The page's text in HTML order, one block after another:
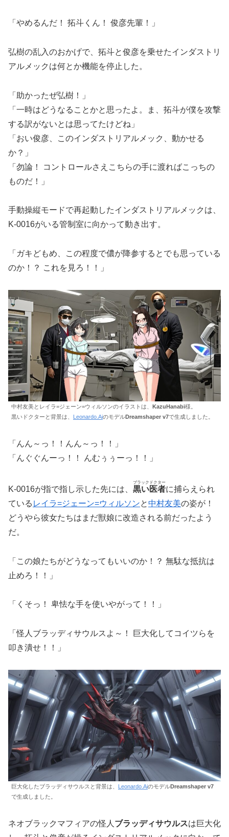
「やめるんだ！ 拓斗くん！ 俊彦先輩！」
弘樹の乱入のおかげで、拓斗と俊彦を乗せたインダストリ
アルメックは何とか機能を停止した。
「助かったぜ弘樹！」
「一時はどうなることかと思ったよ。ま、拓斗が僕を攻撃
する訳がないとは思ってたけどね」
「おい俊彦、このインダストリアルメック、動かせる
か？」
「勿論！ コントロールさえこちらの手に渡ればこっちの
ものだ！」
手動操縦モードで再起動したインダストリアルメックは、
K-0016がいる管制室に向かって動き出す。
「ガキどもめ、この程度で儂が降参するとでも思っている
のか！？ これを見ろ！！」
中村友美とレイラ=ジェーン=ウィルソンのイラストは、 KazuHanabi様。
黒いドクターと背景は、
Leonardo.AiのモデルDreamshaper v7で生成しました。
「んん～っ！！んん～っ！！」
「んぐぐんーっ！！ んむぅぅーっ！！」
K-0016が指で指し示した先には、 黒い医者
ブラックドクター
に捕らえられ
ている レイラ=ジェーン=ウィルソンと中村友美の姿が！
どうやら彼女たちはまだ獣娘に改造される前だったよう
だ。
「この娘たちがどうなってもいいのか！？ 無駄な抵抗は
止めろ！！」
「くそっ！ 卑怯な手を使いやがって！！」
「怪人ブラッディサウルスよ～！ 巨大化してコイツらを
叩き潰せ！！」
巨大化したブラッディサウルスと背景は、 Leonardo.AiのモデルDreamshaper v7
で生成しました。
ネオブラックマフィアの怪人 ブラッディサウルスは巨大化